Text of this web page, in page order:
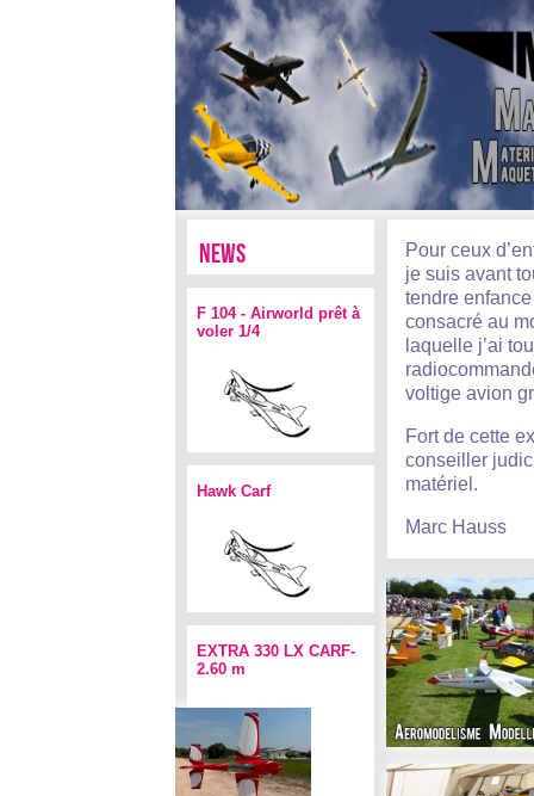
news
F 104 - Airworld prêt à
voler 1/4
Hawk Carf
EXTRA 330 LX CARF-
2.60 m
Pour ceux
je suis avant
tendre
consacré au
laquelle j’ai
voltige avion
Fort de cette
conseiller
matériel.
Marc Hauss